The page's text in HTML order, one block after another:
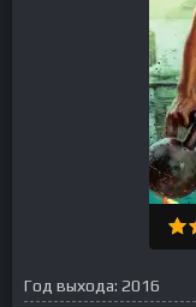
Год выхода: 2016